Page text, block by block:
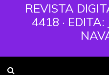
REVISTA
4418 · EDITA: